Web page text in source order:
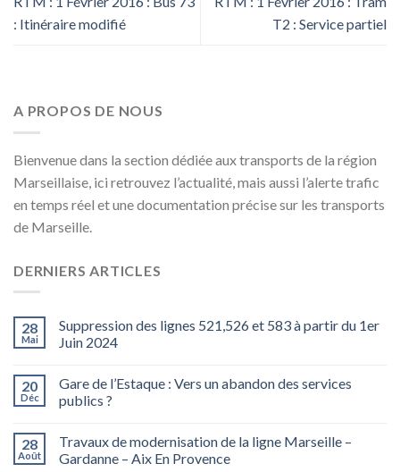
: Itinéraire modifié
T2 : Service partiel
A PROPOS DE NOUS
Bienvenue dans la section dédiée aux transports de la région
Marseillaise, ici retrouvez l’actualité, mais aussi l’alerte trafic
en temps réel et une documentation précise sur les transports
de Marseille.
DERNIERS ARTICLES
28
Mai
Suppression des lignes 521,526 et 583 à partir du 1er
Juin 2024
20
Déc
Gare de l’Estaque : Vers un abandon des services
publics ?
28
Août
Travaux de modernisation de la ligne Marseille –
Gardanne – Aix En Provence